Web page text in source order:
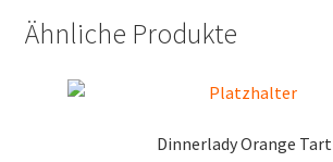
Ähnliche Produkte
Dinnerlady Orange Tart